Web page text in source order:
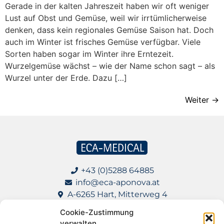
Cookie-Zustimmung
Gerade in der kalten Jahreszeit haben wir oft weniger
Lust auf Obst und Gemüse, weil wir irrtümlicherweise
denken, dass kein regionales Gemüse Saison hat. Doch
auch im Winter ist frisches Gemüse verfügbar. Viele
Sorten haben sogar im Winter ihre Erntezeit.
Wurzelgemüse wächst – wie der Name schon sagt – als
Wurzel unter der Erde. Dazu […]
Weiter →
+43 (0)5288 64885
info@eca-aponova.at
A-6265 Hart, Mitterweg 4
Impressum